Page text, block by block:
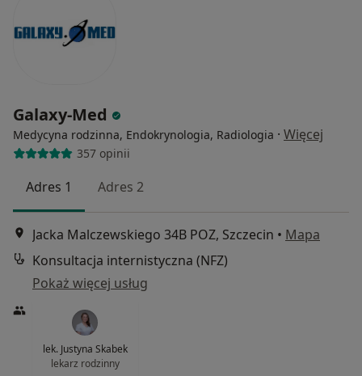
Galaxy-Med
Medycyna rodzinna, Endokrynologia, Radiologia · Więcej
357 opinii
Adres 1 Adres 2
Jacka Malczewskiego 34B POZ, Szczecin • Mapa
Konsultacja internistyczna (NFZ)
Pokaż więcej usług
lek. Justyna Skabek
lekarz rodzinny